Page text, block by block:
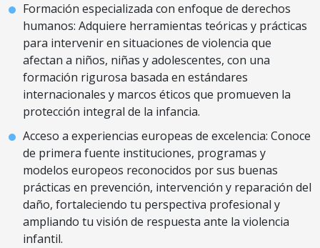
Formación especializada con enfoque de derechos
humanos: Adquiere herramientas teóricas y prácticas
para intervenir en situaciones de violencia que
afectan a niños, niñas y adolescentes, con una
formación rigurosa basada en estándares
internacionales y marcos éticos que promueven la
protección integral de la infancia.
Acceso a experiencias europeas de excelencia: Conoce
de primera fuente instituciones, programas y
modelos europeos reconocidos por sus buenas
prácticas en prevención, intervención y reparación del
daño, fortaleciendo tu perspectiva profesional y
ampliando tu visión de respuesta ante la violencia
infantil.